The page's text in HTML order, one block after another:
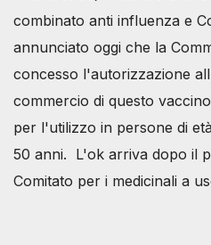
combinato anti influenza e
annunciato oggi che la
concesso l'autorizzazione
commercio di questo
per l'utilizzo in persone di
50 anni. L'ok arriva dopo il
Comitato per i medicinali a